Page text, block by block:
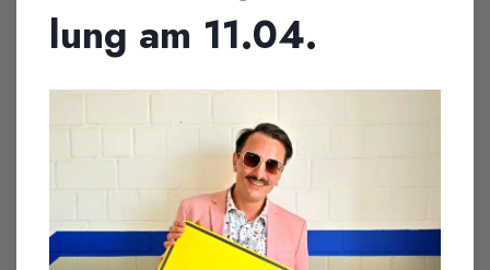
lung am 11.04.